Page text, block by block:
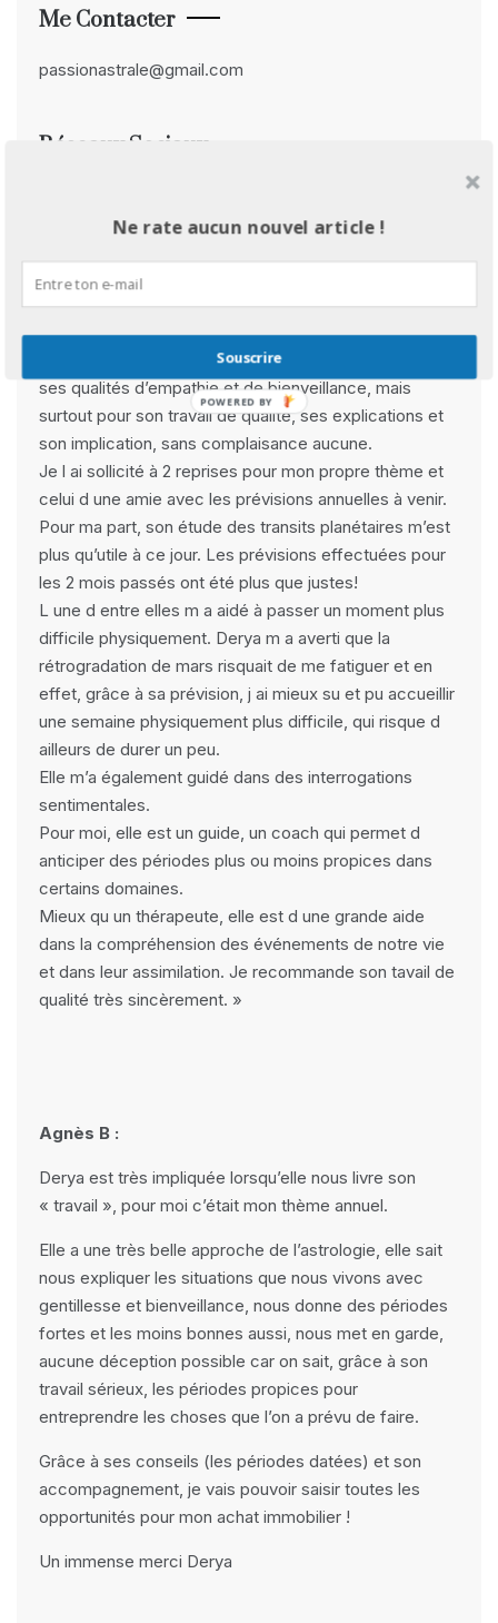
Me Contacter
passionastrale@gmail.com
Réseaux Sociaux
Avis Clients
» Derya est avant tout une très belle rencontre pour
ses qualités d’empathie et de bienveillance, mais
surtout pour son travail de qualité, ses explications et
son implication, sans complaisance aucune.
Je l ai sollicité à 2 reprises pour mon propre thème et
celui d une amie avec les prévisions annuelles à venir.
Pour ma part, son étude des transits planétaires m’est
plus qu’utile à ce jour. Les prévisions effectuées pour
les 2 mois passés ont été plus que justes!
L une d entre elles m a aidé à passer un moment plus
difficile physiquement. Derya m a averti que la
rétrogradation de mars risquait de me fatiguer et en
effet, grâce à sa prévision, j ai mieux su et pu accueillir
une semaine physiquement plus difficile, qui risque d
ailleurs de durer un peu.
Elle m’a également guidé dans des interrogations
sentimentales.
Pour moi, elle est un guide, un coach qui permet d
anticiper des périodes plus ou moins propices dans
certains domaines.
Mieux qu un thérapeute, elle est d une grande aide
dans la compréhension des événements de notre vie
et dans leur assimilation. Je recommande son tavail de
qualité très sincèrement. »
Agnès B :
Derya est très impliquée lorsqu’elle nous livre son
« travail », pour moi c’était mon thème annuel.
Elle a une très belle approche de l’astrologie, elle sait
nous expliquer les situations que nous vivons avec
gentillesse et bienveillance, nous donne des périodes
fortes et les moins bonnes aussi, nous met en garde,
aucune déception possible car on sait, grâce à son
travail sérieux, les périodes propices pour
entreprendre les choses que l’on a prévu de faire.
Grâce à ses conseils (les périodes datées) et son
accompagnement, je vais pouvoir saisir toutes les
opportunités pour mon achat immobilier !
Un immense merci Derya
Ne rate aucun nouvel article !
Souscrire
POWERED BY